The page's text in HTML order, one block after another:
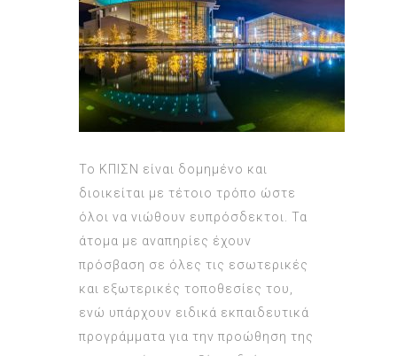
Το ΚΠΙΣΝ είναι δομημένο και
διοικείται με τέτοιο τρόπο ώστε
όλοι να νιώθουν ευπρόσδεκτοι. Τα
άτομα με αναπηρίες έχουν
πρόσβαση σε όλες τις εσωτερικές
και εξωτερικές τοποθεσίες του,
ενώ υπάρχουν ειδικά εκπαιδευτικά
προγράμματα για την προώθηση της